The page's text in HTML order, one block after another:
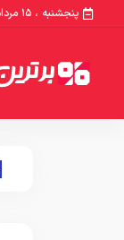
پنجشنبه ، ۱۵ مرداد ۱۴۰۵